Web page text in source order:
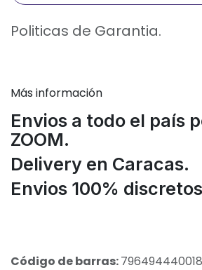
Politicas de Garantia.
Más información
Envios a todo el país
ZOOM.
Delivery en Caracas.
Envios 100%
Código de barras:796494440018